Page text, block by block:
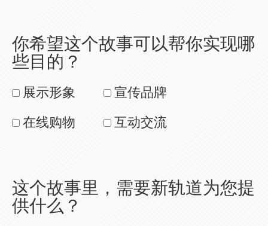
你希望这个故事可以帮你实现哪
些目的？
展示形象
宣传品牌
在线购物
互动交流
这个故事里，需要新轨道为您提
供什么？